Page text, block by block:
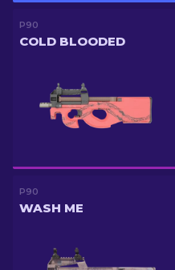
P90
COLD BLOODED
P90
WASH ME